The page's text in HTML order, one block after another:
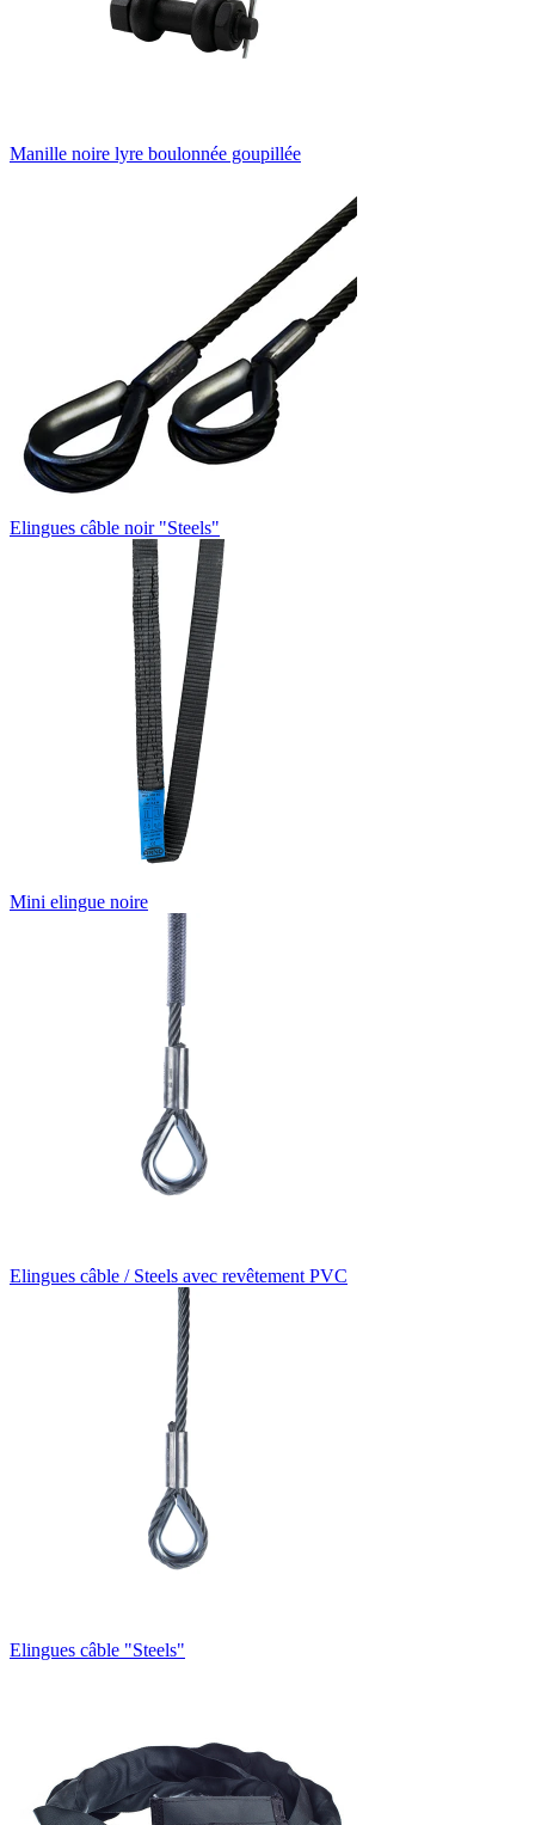
Manille noire lyre boulonnée goupillée
Elingues câble noir "Steels"
Mini elingue noire
Elingues câble / Steels avec revêtement PVC
Elingues câble "Steels"